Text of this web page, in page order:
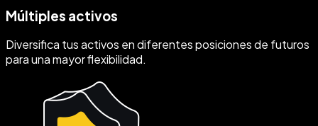
Múltiples activos
Diversifica tus activos en diferentes posiciones de futuros
para una mayor flexibilidad.